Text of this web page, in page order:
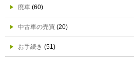
廃車 (60)
中古車の売買 (20)
お手続き (51)